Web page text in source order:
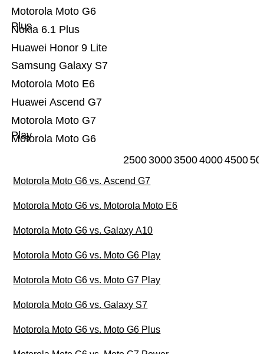
Motorola Moto G6
Motorola Moto G7
Play
Huawei Ascend G7
Motorola Moto E6
Samsung Galaxy S7
Huawei Honor 9 Lite
Nokia 6.1 Plus
Motorola Moto G6
Plus
25003000350040004500
Motorola Moto G6 vs. Ascend G7
Motorola Moto G6 vs. Motorola Moto E6
Motorola Moto G6 vs. Galaxy A10
Motorola Moto G6 vs. Moto G6 Play
Motorola Moto G6 vs. Moto G7 Play
Motorola Moto G6 vs. Galaxy S7
Motorola Moto G6 vs. Moto G6 Plus